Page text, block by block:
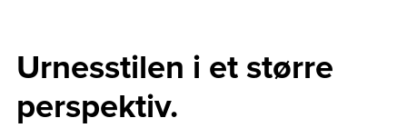
Urnesstilen i et større
perspektiv.